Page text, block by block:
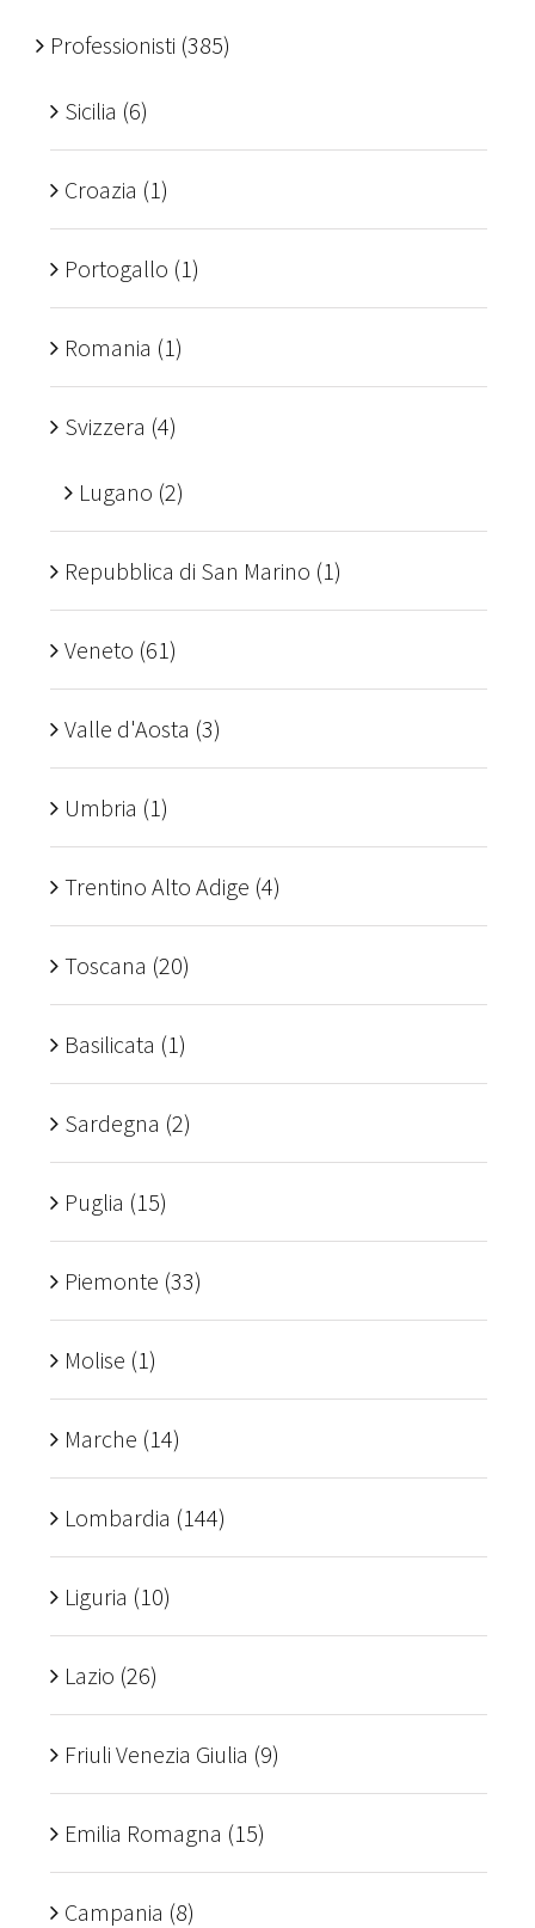
Professionisti (385)
Sicilia (6)
Croazia (1)
Portogallo (1)
Romania (1)
Svizzera (4)
Lugano (2)
Repubblica di San Marino (1)
Veneto (61)
Valle d'Aosta (3)
Umbria (1)
Trentino Alto Adige (4)
Toscana (20)
Basilicata (1)
Sardegna (2)
Puglia (15)
Piemonte (33)
Molise (1)
Marche (14)
Lombardia (144)
Liguria (10)
Lazio (26)
Friuli Venezia Giulia (9)
Emilia Romagna (15)
Campania (8)